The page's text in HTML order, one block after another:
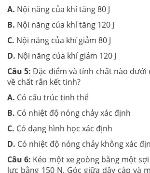
A. Nội năng của khí tăng 80 J
B. Nội năng của khí tăng 120 J
C. Nội năng của khí giảm 80 J
D. Nội năng của khí giảm 120 J
Câu 5: Đặc điểm và tính chất nào dưới
về chất rắn kết tinh?
A. Có cấu trúc tinh thể
B. Có nhiệt độ nóng chảy xác định
C. Có dạng hình học xác định
D. Có nhiệt độ nóng chảy không xác
Câu 6: Kéo một xe goòng bằng một
lực bằng 150 N. Góc giữa dây cáp và